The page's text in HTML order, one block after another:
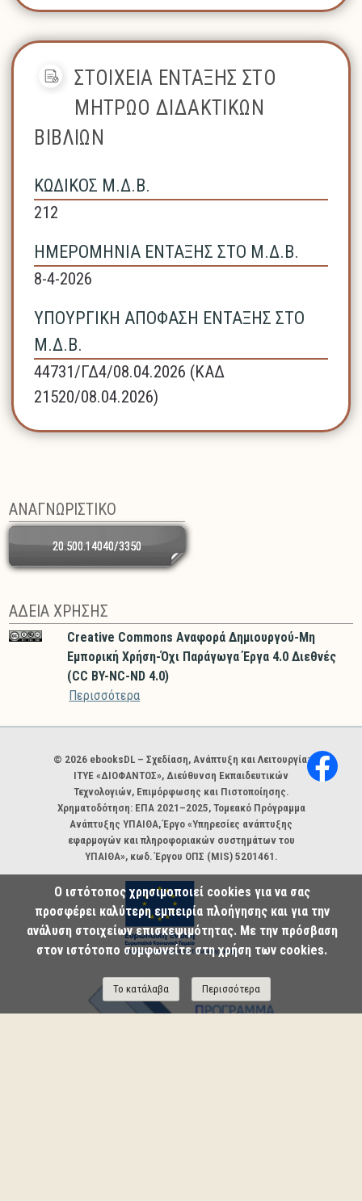
ΣΤΟΙΧΕΙΑ ΕΝΤΑΞΗΣ ΣΤΟ
ΜΗΤΡΩΟ ΔΙΔΑΚΤΙΚΩΝ
ΒΙΒΛΙΩΝ
ΚΩΔΙΚΟΣ Μ.Δ.Β.
212
ΗΜΕΡΟΜΗΝΙΑ ΕΝΤΑΞΗΣ ΣΤΟ Μ.Δ.Β.
8-4-2026
ΥΠΟΥΡΓΙΚΗ ΑΠΟΦΑΣΗ ΕΝΤΑΞΗΣ ΣΤΟ
Μ.Δ.Β.
44731/ΓΔ4/08.04.2026 (ΚΑΔ
21520/08.04.2026)
ΑΝΑΓΝΩΡΙΣΤΙΚΟ
20.500.14040/3350
ΑΔΕΙΑ ΧΡΗΣΗΣ
Creative Commons Αναφορά Δημιουργού-Μη
Εμπορική Χρήση-Όχι Παράγωγα Έργα 4.0 Διεθνές
(CC BY-NC-ND 4.0)
Περισσότερα
Χορηγοί και φορείς
© 2026 ebooksDL – Σχεδίαση, Ανάπτυξη και Λειτουργία:
ΙΤΥΕ «ΔΙΟΦΑΝΤΟΣ», Διεύθυνση Εκπαιδευτικών
Τεχνολογιών, Επιμόρφωσης και Πιστοποίησης.
Χρηματοδότηση: ΕΠΑ 2021–2025, Τομεακό Πρόγραμμα
Ανάπτυξης ΥΠΑΙΘΑ, Έργο «Υπηρεσίες ανάπτυξης
εφαρμογών και πληροφοριακών συστημάτων του
ΥΠΑΙΘΑ», κωδ. Έργου ΟΠΣ (MIS) 5201461.
Ο ιστότοπος χρησιμοποιεί cookies για να σας
προσφέρει καλύτερη εμπειρία πλοήγησης και για την
ανάλυση στοιχείων επισκεψιμότητας. Με την πρόσβαση
στον ιστότοπο συμφωνείτε στη χρήση των cookies.
Το κατάλαβα Περισσότερα